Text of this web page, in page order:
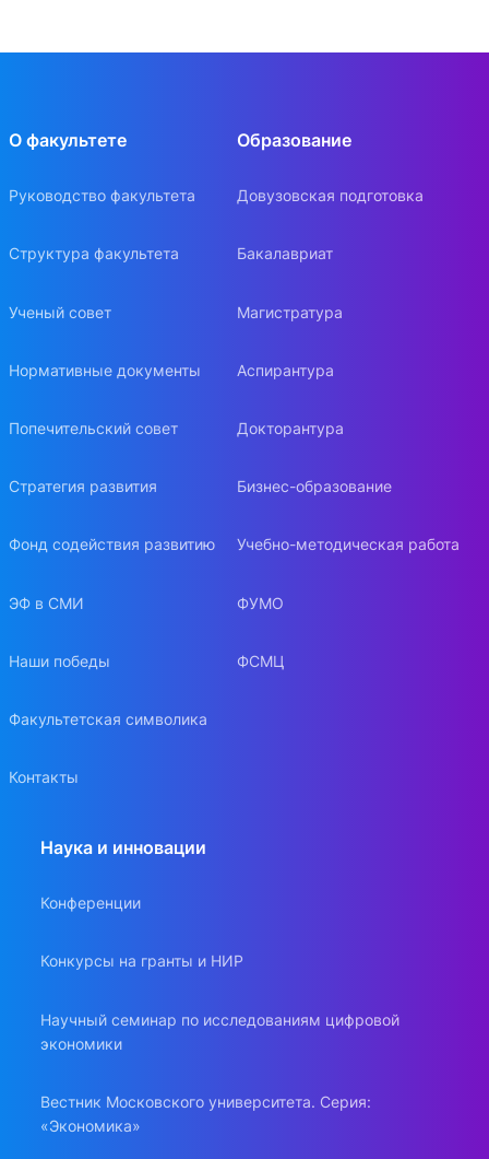
О факультете
Руководство факультета
Структура факультета
Ученый совет
Нормативные документы
Попечительский совет
Стратегия развития
Фонд содействия развитию
ЭФ в СМИ
Наши победы
Факультетская символика
Контакты
Образование
Довузовская подготовка
Бакалавриат
Магистратура
Аспирантура
Докторантура
Бизнес-образование
Учебно-методическая работа
ФУМО
ФСМЦ
Наука и инновации
Конференции
Конкурсы на гранты и НИР
Научный семинар по исследованиям цифровой
экономики
Вестник Московского университета. Серия:
«Экономика»